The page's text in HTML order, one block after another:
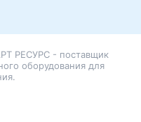
РЕСУРС - поставщик
оборудования для